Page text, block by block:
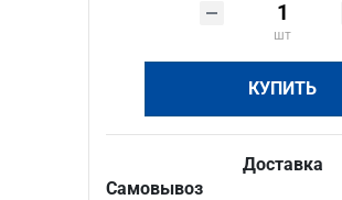
шт
КУПИТЬ
Доставка
Самовывоз